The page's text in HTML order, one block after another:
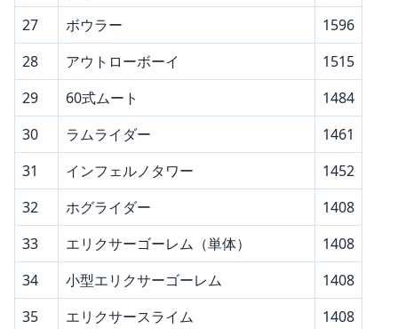
27
ボウラー
1596
28
アウトローボーイ
1515
29
60式ムート
1484
30
ラムライダー
1461
31
インフェルノタワー
1452
32
ホグライダー
1408
33
エリクサーゴーレム（単体）
1408
34
小型エリクサーゴーレム
1408
35
エリクサースライム 1408